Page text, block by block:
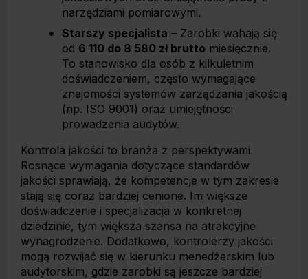
narzędziami pomiarowymi.
Starszy specjalista – Zarobki wahają się
od 6 110 do 8 580 zł brutto miesięcznie.
To stanowisko dla osób z kilkuletnim
doświadczeniem, często wymagające
znajomości systemów zarządzania jakością
(np. ISO 9001) oraz umiejętności
prowadzenia audytów.
Kontrola jakości to branża z perspektywami.
Rosnące wymagania dotyczące standardów
jakości sprawiają, że kompetencje w tym zakresie
stają się coraz bardziej cenione. Im większe
doświadczenie i specjalizacja w konkretnej
dziedzinie, tym większa szansa na atrakcyjne
wynagrodzenie. Dodatkowo, kontrolerzy jakości
mogą rozwijać się w kierunku menedżerskim lub
audytorskim, gdzie zarobki są jeszcze bardziej